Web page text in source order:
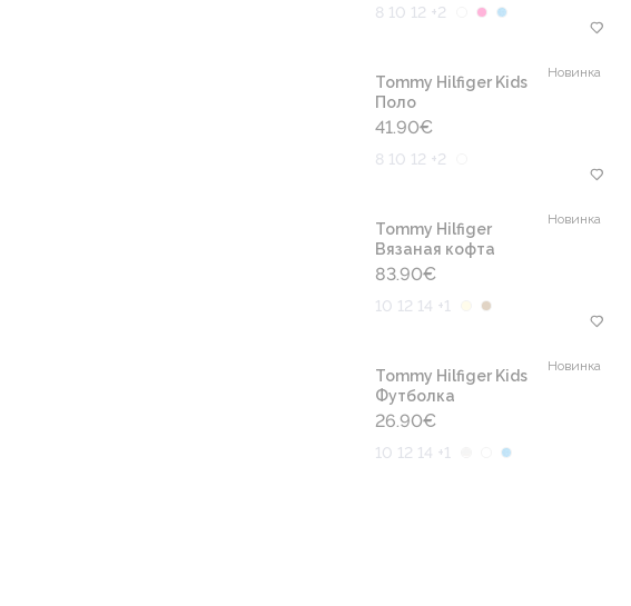
8 10 12 +2
Новинка
Tommy Hilfiger Kids
Поло
41.90€
8 10 12 +2
Новинка
Tommy Hilfiger
Вязаная кофта
83.90€
10 12 14 +1
Новинка
Tommy Hilfiger Kids
Футболка
26.90€
10 12 14 +1